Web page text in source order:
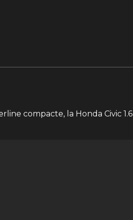
compacte, la Honda Civic 1.6